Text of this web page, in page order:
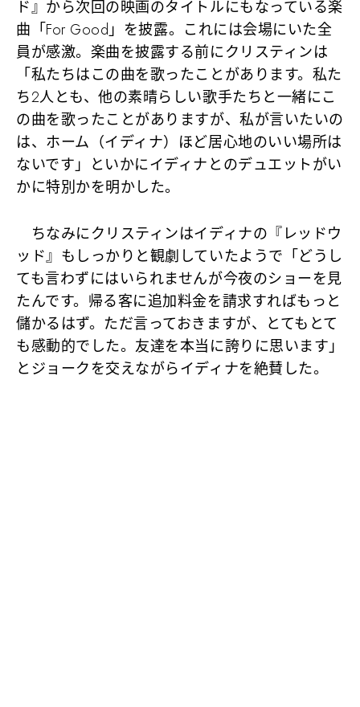
ド』から次回の映画のタイトルにもなっている楽
曲「For Good」を披露。これには会場にいた全
員が感激。楽曲を披露する前にクリスティンは
「私たちはこの曲を歌ったことがあります。私た
ち2人とも、他の素晴らしい歌手たちと一緒にこ
の曲を歌ったことがありますが、私が言いたいの
は、ホーム（イディナ）ほど居心地のいい場所は
ないです」といかにイディナとのデュエットがい
かに特別かを明かした。
ちなみにクリスティンはイディナの『レッドウ
ッド』もしっかりと観劇していたようで「どうし
ても言わずにはいられませんが今夜のショーを見
たんです。帰る客に追加料金を請求すればもっと
儲かるはず。ただ言っておきますが、とてもとて
も感動的でした。友達を本当に誇りに思います」
とジョークを交えながらイディナを絶賛した。